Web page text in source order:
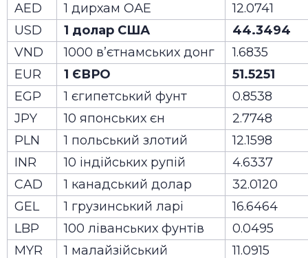
AED
1 дирхам ОАЕ
12.0741
USD
1 долар США
44.3494
VND
1000 в’єтнамських донг
1.6835
EUR
1 ЄВРО
51.5251
EGP
1 єгипетський фунт
0.8538
JPY
10 японських єн
2.7748
PLN
1 польський злотий
12.1598
INR
10 індійських рупій
4.6337
CAD
1 канадський долар
32.0120
GEL
1 грузинський ларі
16.6464
LBP
100 ліванських фунтів
0.0495
MYR
1 малайзійський
11.0915